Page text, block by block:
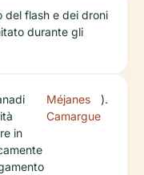
del flash e dei droni
durante gli
in
Méjanes
Camargue
).